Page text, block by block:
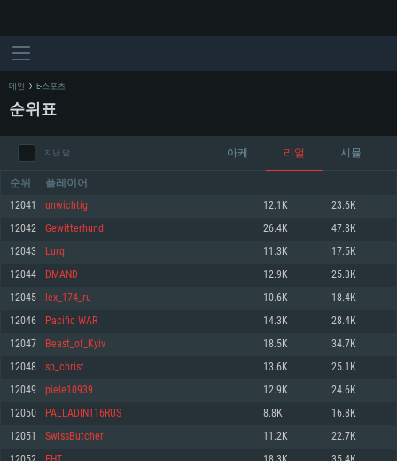
최소사양
운영체제: Windows 10 (64 bit)
프로세서: 2.2 GHz 듀얼코어 이상
메모리: 4GB
그래픽 카드: DirectX 11 이상을 지원하는 AMD Radeon 77XX / NVIDIA
GeForce GT 660. 최소 사양 해상도: 720p
최소사양
운영체제: Mac OS Big Sur 11.0
프로세서: 최소 2.2 GHz의 Core i5 (Intel Xeon 은 지원하지 않습니다)
메모리: 6 GB
그래픽 카드: Metal 을 지원하는 Intel Iris Pro 5200 (Mac), 혹은 이와 비슷한 성
능을 가지는 Mac 버전의 AMD/Nvidia. 최소 해상도: 720p
최소사양
운영체제: 64bit Linux 중 최신 버전
프로세서: 2.4 GHz 듀얼코어
메모리: 4 GB
그래픽 카드: Vulkan 을 지원하고, 최신 그래픽 드라이버를 지원하는 NVIDIA
660 (6개월 미만) 혹은 그와 동급의 성능을 가지며 최신 그래픽 드라이버를 지
메인 E-스포츠
순위표
지난 달 아케 리얼 시뮬
순위 플레이어
12041 unwichtig 12.1K 23.6K
12042 Gewitterhund 26.4K 47.8K
12043 Lurq 11.3K 17.5K
12044 DMAND 12.9K 25.3K
12045 lex_174_ru 10.6K 18.4K
12046 Pacific WAR 14.3K 28.4K
12047 Beast_of_Kyiv 18.5K 34.7K
12048 sp_christ 13.6K 25.1K
12049 piele10939 12.9K 24.6K
12050 PALLADIN116RUS 8.8K 16.8K
12051 SwissButcher 11.2K 22.7K